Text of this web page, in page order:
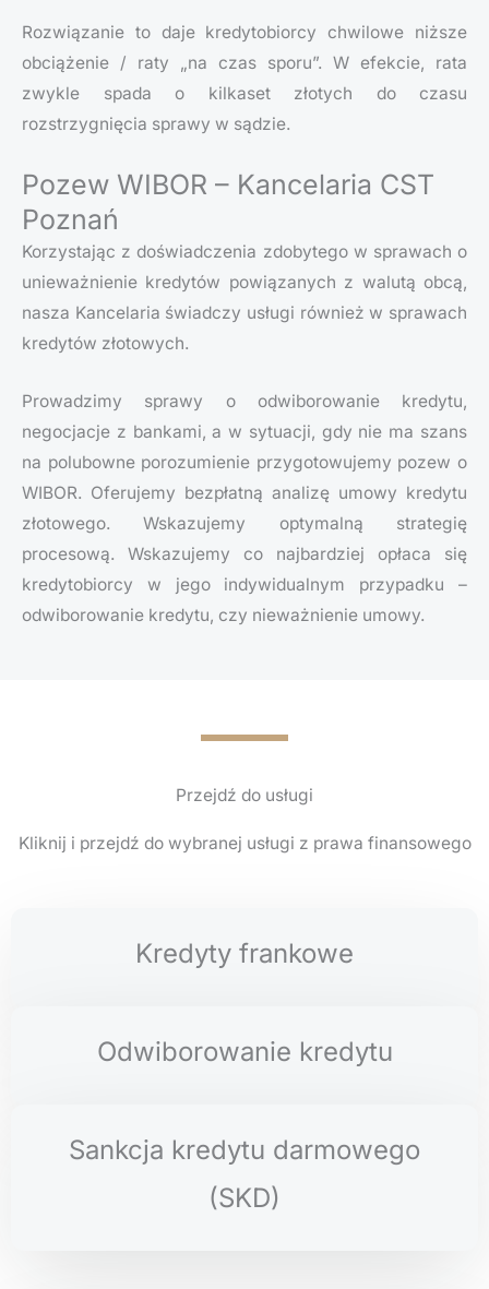
Rozwiązanie to daje kredytobiorcy chwilowe niższe
obciążenie / raty „na czas sporu”. W efekcie, rata
zwykle spada o kilkaset złotych do czasu
rozstrzygnięcia sprawy w sądzie.
Pozew WIBOR – Kancelaria CST
Poznań
Korzystając z doświadczenia zdobytego w sprawach o
unieważnienie kredytów powiązanych z walutą obcą,
nasza Kancelaria świadczy usługi również w sprawach
kredytów złotowych.
Prowadzimy sprawy o odwiborowanie kredytu,
negocjacje z bankami, a w sytuacji, gdy nie ma szans
na polubowne porozumienie przygotowujemy pozew o
WIBOR. Oferujemy bezpłatną analizę umowy kredytu
złotowego. Wskazujemy optymalną strategię
procesową. Wskazujemy co najbardziej opłaca się
kredytobiorcy w jego indywidualnym przypadku –
odwiborowanie kredytu, czy nieważnienie umowy.
Przejdź do usługi
Kliknij i przejdź do wybranej usługi z prawa finansowego
Kredyty frankowe
Odwiborowanie kredytu
Sankcja kredytu darmowego
(SKD)